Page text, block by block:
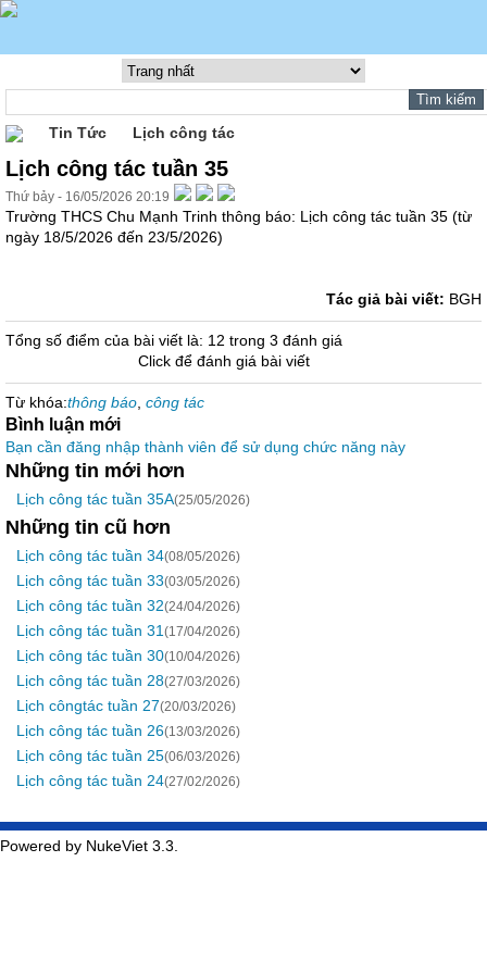
Tin Tức Lịch công tác
Lịch công tác tuần 35
Thứ bảy - 16/05/2026 20:19
Trường THCS Chu Mạnh Trinh thông báo: Lịch công tác tuần 35 (từ
ngày 18/5/2026 đến 23/5/2026)
Tác giả bài viết: BGH
Tổng số điểm của bài viết là: 12 trong 3 đánh giá
Click để đánh giá bài viết
Từ khóa:thông báo công tác
Bình luận mới
Bạn cần đăng nhập thành viên để sử dụng chức năng này
Những tin mới hơn
Lịch công tác tuần 35A(25/05/2026)
Những tin cũ hơn
Lịch công tác tuần 34(08/05/2026)
Lịch công tác tuần 33(03/05/2026)
Lịch công tác tuần 32(24/04/2026)
Lịch công tác tuần 31 (17/04/2026)
Lịch công tác tuần 30(10/04/2026)
Lịch công tác tuần 28(27/03/2026)
Lịch côngtác tuần 27(20/03/2026)
Lịch công tác tuần 26(13/03/2026)
Lịch công tác tuần 25(06/03/2026)
Lịch công tác tuần 24(27/02/2026)
Powered by NukeViet 3.3.